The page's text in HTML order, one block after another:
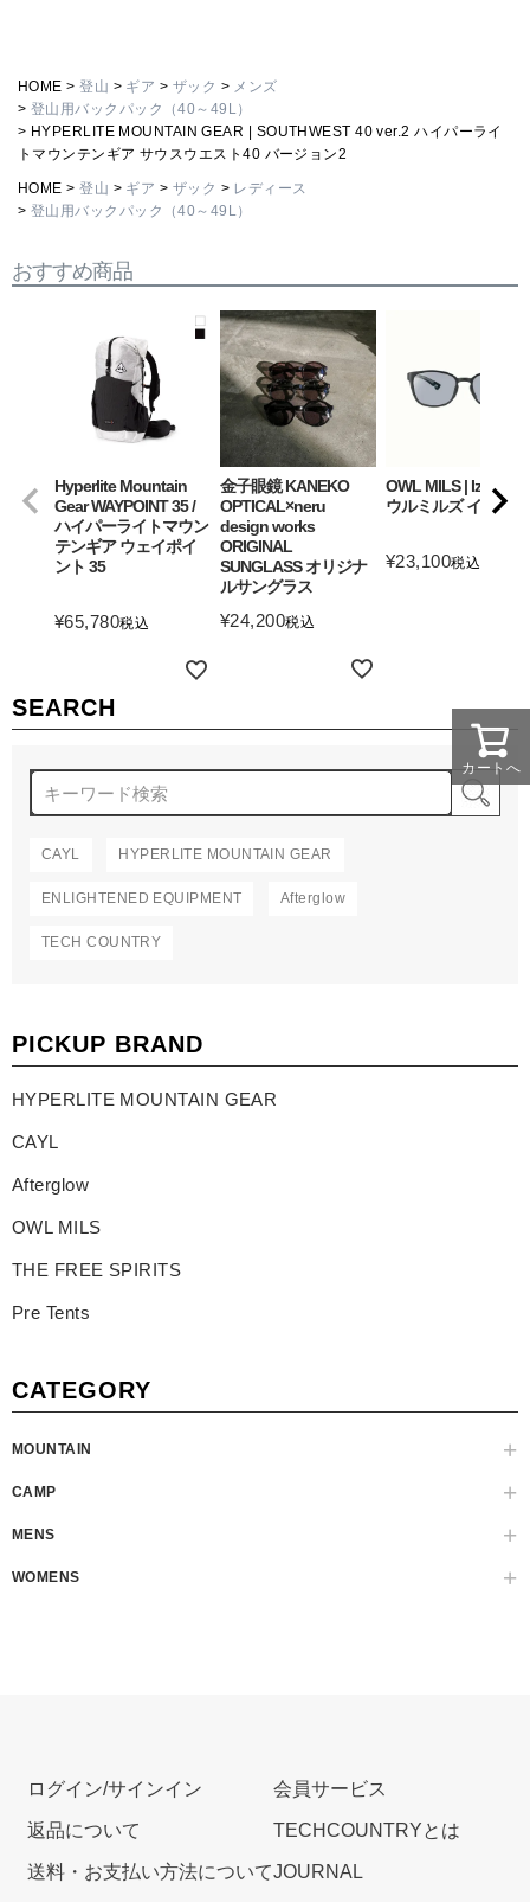
SEARCH
CAYL HYPERLITE MOUNTAIN GEAR
ENLIGHTENED EQUIPMENT Afterglow
TECH COUNTRY
PICKUP BRAND
HYPERLITE MOUNTAIN GEAR
CAYL
Afterglow
OWL MILS
THE FREE SPIRITS
Pre Tents
CATEGORY
MOUNTAIN
CAMP
MENS
WOMENS
HOME 登山 ギア ザック
メンズ
登山用バックパック（40～49L）
HYPERLITE MOUNTAIN GEAR | SOUTHWEST 40 ver.2 ハイパーライ
トマウンテンギア サウスウエスト40 バージョン2
HOME 登山 ギア ザック
レディース
登山用バックパック（40～49L）
おすすめ商品
Hyperlite Mountain
Gear WAYPOINT 35 /
ハイパーライトマウン
テンギア ウェイポイ
ント 35
¥65,780税込
金子眼鏡 KANEKO
OPTICAL×neru
design works
ORIGINAL
SUNGLASS オリジナ
ルサングラス
¥24,200税込
OWL MILS | Izanagi
ウルミルズ イザナギ
¥23,100税込
カートへ
ログイン/サインイン
返品について
送料・お支払い方法について
会員サービス
TECHCOUNTRYとは
JOURNAL